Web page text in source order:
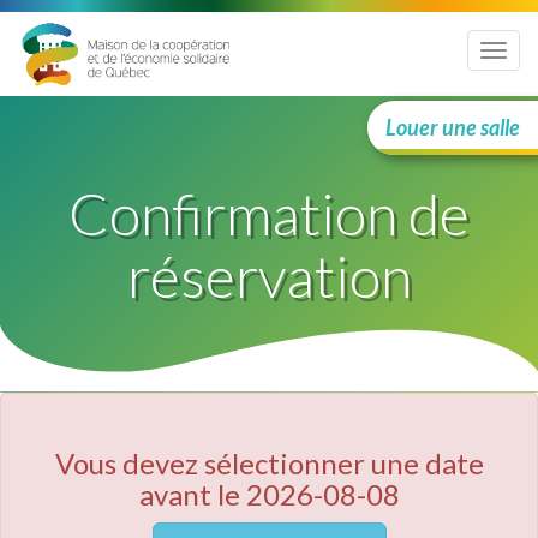
Menu
Louer une salle
Confirmation de
réservation
Vous devez sélectionner une date
avant le 2026-08-08